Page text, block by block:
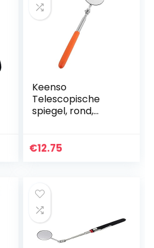
Keenso
Telescopische
spiegel, rond,
spiegelgereedsch
€12.75